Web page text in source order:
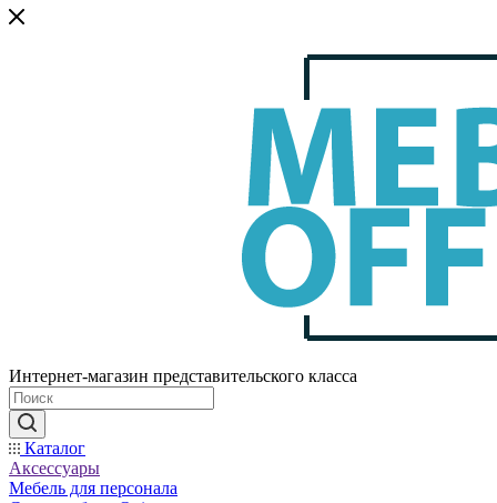
Интернет-магазин представительского класса
Каталог
Аксессуары
Мебель для персонала